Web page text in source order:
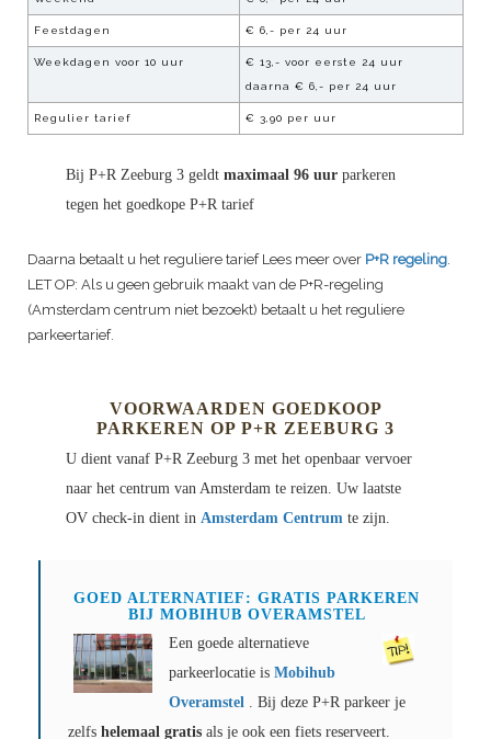
Feestdagen € 6,- per 24 uur
Weekdagen voor 10 uur
€ 13,- voor eerste 24 uur
daarna € 6,- per 24 uur
Regulier tarief € 3,90 per uur
Bij P+R Zeeburg 3 geldt maximaal 96 uur parkeren
tegen het goedkope P+R tarief
Daarna betaalt u het reguliere tarief Lees meer over P+R regeling.
LET OP: Als u geen gebruik maakt van de P+R-regeling
(Amsterdam centrum niet bezoekt) betaalt u het reguliere
parkeertarief.
VOORWAARDEN GOEDKOOP
PARKEREN OP P+R ZEEBURG 3
U dient vanaf P+R Zeeburg 3 met het openbaar vervoer
naar het centrum van Amsterdam te reizen. Uw laatste
OV check-in dient in Amsterdam Centrum te zijn.
GOED ALTERNATIEF: GRATIS PARKEREN
BIJ MOBIHUB OVERAMSTEL
Een goede alternatieve
parkeerlocatie is Mobihub
Overamstel . Bij deze P+R parkeer je
zelfs helemaal gratis als je ook een fiets reserveert.